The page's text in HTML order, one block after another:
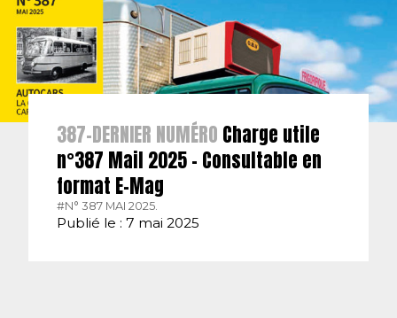
387-DERNIER NUMÉRO Charge utile
n°387 Mail 2025 – Consultable en
format E-Mag
#N° 387 MAI 2025.
Publié le : 7 mai 2025